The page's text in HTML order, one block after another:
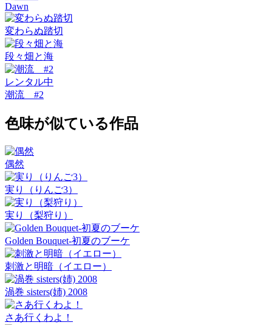
Dawn
変わらぬ踏切
段々畑と海
レンタル中
潮流 #2
色味が似ている作品
偶然
実り（りんご3）
実り（梨狩り）
Golden Bouquet-初夏のブーケ
刺激と明暗（イエロー）
渦巻 sisters(姉) 2008
さあ行くわよ！